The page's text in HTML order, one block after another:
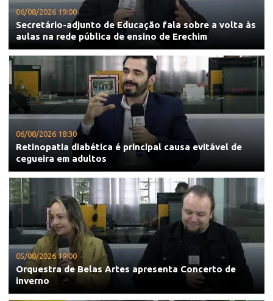
06/08/2026 19:00
Secretário-adjunto de Educação fala sobre a volta às
aulas na rede pública de ensino de Erechim
06/08/2026 18:30
Retinopatia diabética é principal causa evitável de
cegueira em adultos
05/08/2026 19:00
Orquestra de Belas Artes apresenta Concerto de
inverno